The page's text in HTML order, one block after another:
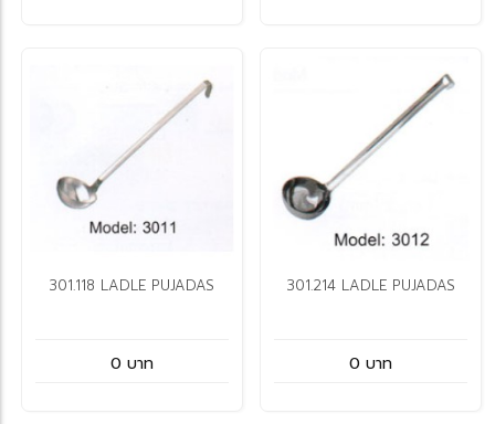
301.118 LADLE PUJADAS
0 บาท
301.214 LADLE PUJADAS
0 บาท